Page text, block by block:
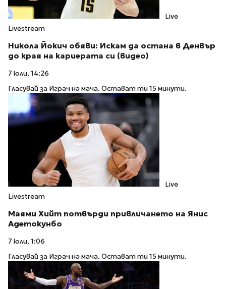
Live
Livestream
Никола Йокич обяви: Искам да остана в Денвър
до края на кариерата си (видео)
7 юли, 14:26
Гласувай за Играч на мача. Остават ти 15 минути.
Live
Livestream
Маями Хийт потвърди привличането на Янис
Адетокунбо
7 юли, 1:06
Гласувай за Играч на мача. Остават ти 15 минути.